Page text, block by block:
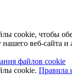
cookie, чтобы
веб-сайта и
файлов cookie
cookie. Правила